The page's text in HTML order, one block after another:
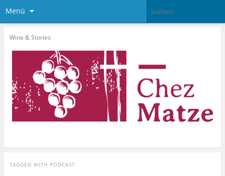
Menü
Wine & Stories
TAGGED WITH PODCAST